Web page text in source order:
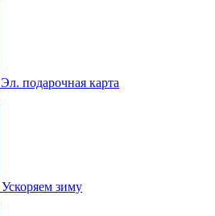
Эл. подарочная карта
Ускоряем зиму